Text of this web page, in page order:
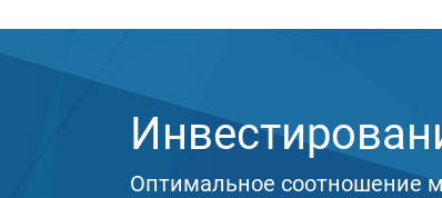
Оптимальное соотношение